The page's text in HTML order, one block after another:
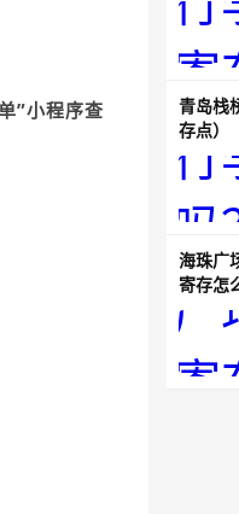
”小程序查
青岛栈
存点）
海珠广
寄存怎